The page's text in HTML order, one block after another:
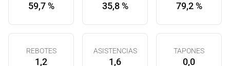
59,7 % 35,8 % 79,2 %
REBOTES
1,2
ASISTENCIAS
1,6
TAPONES
0,0